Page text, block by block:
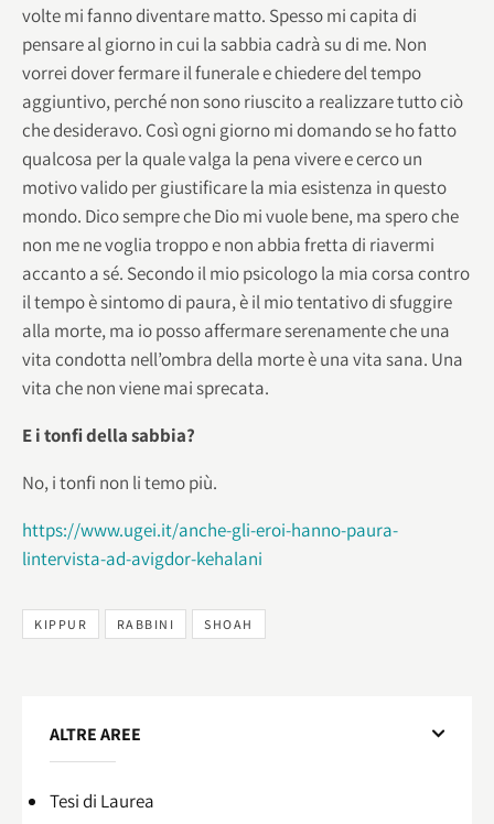
volte mi fanno diventare matto. Spesso mi capita di
pensare al giorno in cui la sabbia cadrà su di me. Non
vorrei dover fermare il funerale e chiedere del tempo
aggiuntivo, perché non sono riuscito a realizzare tutto ciò
che desideravo. Così ogni giorno mi domando se ho fatto
qualcosa per la quale valga la pena vivere e cerco un
motivo valido per giustificare la mia esistenza in questo
mondo. Dico sempre che Dio mi vuole bene, ma spero che
non me ne voglia troppo e non abbia fretta di riavermi
accanto a sé. Secondo il mio psicologo la mia corsa contro
il tempo è sintomo di paura, è il mio tentativo di sfuggire
alla morte, ma io posso affermare serenamente che una
vita condotta nell’ombra della morte è una vita sana. Una
vita che non viene mai sprecata.
E i tonfi della sabbia?
No, i tonfi non li temo più.
https://www.ugei.it/anche-gli-eroi-hanno-paura-
lintervista-ad-avigdor-kehalani
KIPPUR RABBINI SHOAH
ALTRE AREE
Tesi di Laurea